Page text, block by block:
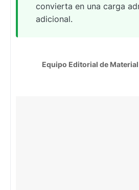
convierta en una carga
adicional.
Equipo Editorial de